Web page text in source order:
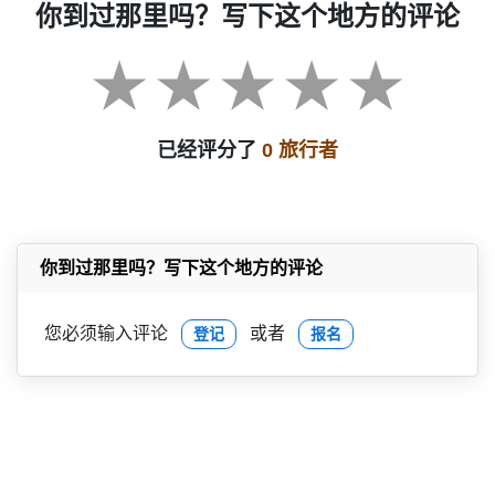
你到过那里吗？写下这个地方的评论
已经评分了 0 旅行者
你到过那里吗？写下这个地方的评论
您必须输入评论 登记 或者 报名